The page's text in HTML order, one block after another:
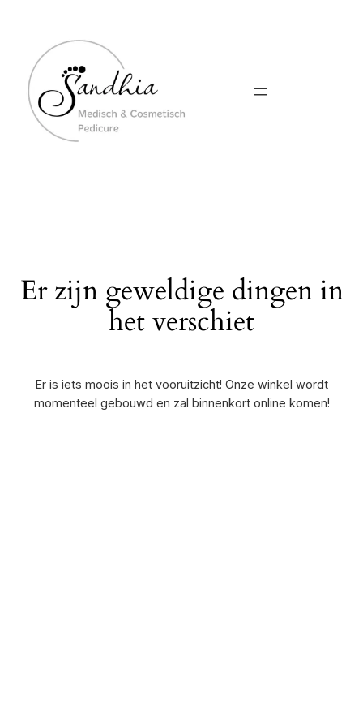
Er zijn geweldige dingen in
het verschiet
Er is iets moois in het vooruitzicht! Onze winkel wordt
momenteel gebouwd en zal binnenkort online komen!